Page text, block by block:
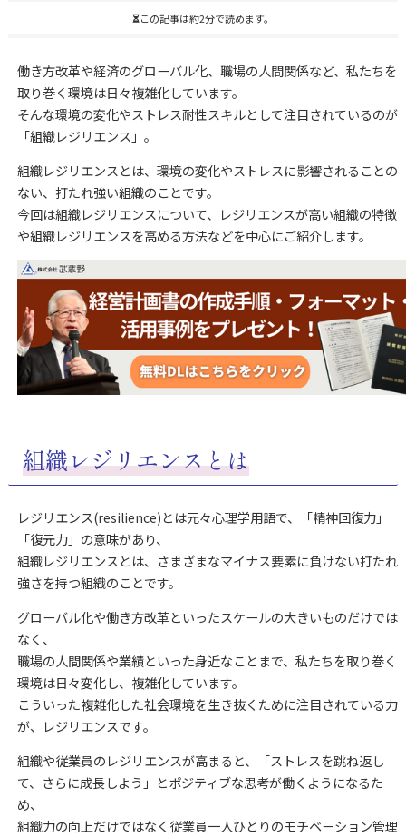
この記事は約2分で読めます。
働き方改革や経済のグローバル化、職場の人間関係など、私たちを
取り巻く環境は日々複雑化しています。
そんな環境の変化やストレス耐性スキルとして注目されているのが
「組織レジリエンス」。
組織レジリエンスとは、環境の変化やストレスに影響されることの
ない、打たれ強い組織のことです。
今回は組織レジリエンスについて、レジリエンスが高い組織の特徴
や組織レジリエンスを高める方法などを中心にご紹介します。
組織レジリエンスとは
レジリエンス(resilience)とは元々心理学用語で、「精神回復力」
「復元力」の意味があり、
組織レジリエンスとは、さまざまなマイナス要素に負けない打たれ
強さを持つ組織のことです。
グローバル化や働き方改革といったスケールの大きいものだけでは
なく、
職場の人間関係や業績といった身近なことまで、私たちを取り巻く
環境は日々変化し、複雑化しています。
こういった複雑化した社会環境を生き抜くために注目されている力
が、レジリエンスです。
組織や従業員のレジリエンスが高まると、「ストレスを跳ね返し
て、さらに成長しよう」とポジティブな思考が働くようになるた
め、
組織力の向上だけではなく従業員一人ひとりのモチベーション管理